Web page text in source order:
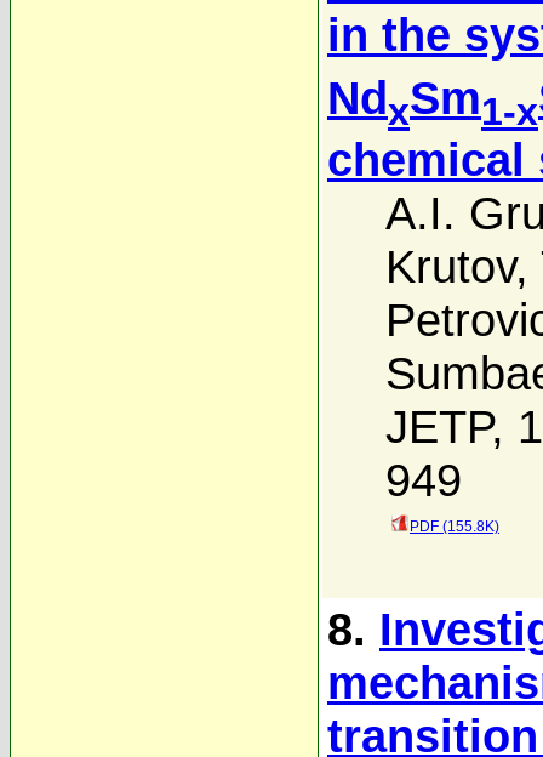
in the
NdxSm1-x
chemical
A.I.
Krutov,
JETP,
949
PDF (155.8K)
8.